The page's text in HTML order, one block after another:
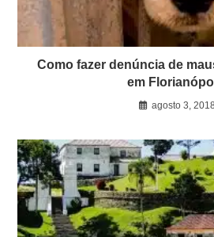
Como fazer denúncia de
em
agosto 3, 2018